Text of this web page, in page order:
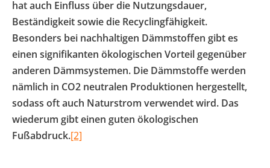
hat auch Einfluss über die Nutzungsdauer,
Beständigkeit sowie die Recyclingfähigkeit.
Besonders bei nachhaltigen Dämmstoffen gibt es
einen signifikanten ökologischen Vorteil gegenüber
anderen Dämmsystemen. Die Dämmstoffe werden
nämlich in CO2 neutralen Produktionen hergestellt,
sodass oft auch Naturstrom verwendet wird. Das
wiederum gibt einen guten ökologischen
Fußabdruck.[2]